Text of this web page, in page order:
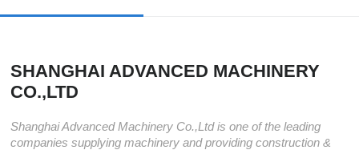
SHANGHAI ADVANCED MACHINERY
CO.,LTD
Shanghai Advanced Machinery Co.,Ltd is one of the leading
companies supplying machinery and providing construction &